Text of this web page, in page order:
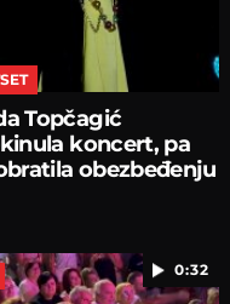
Topčagić
koncert, pa
obezbeđenju
0:32